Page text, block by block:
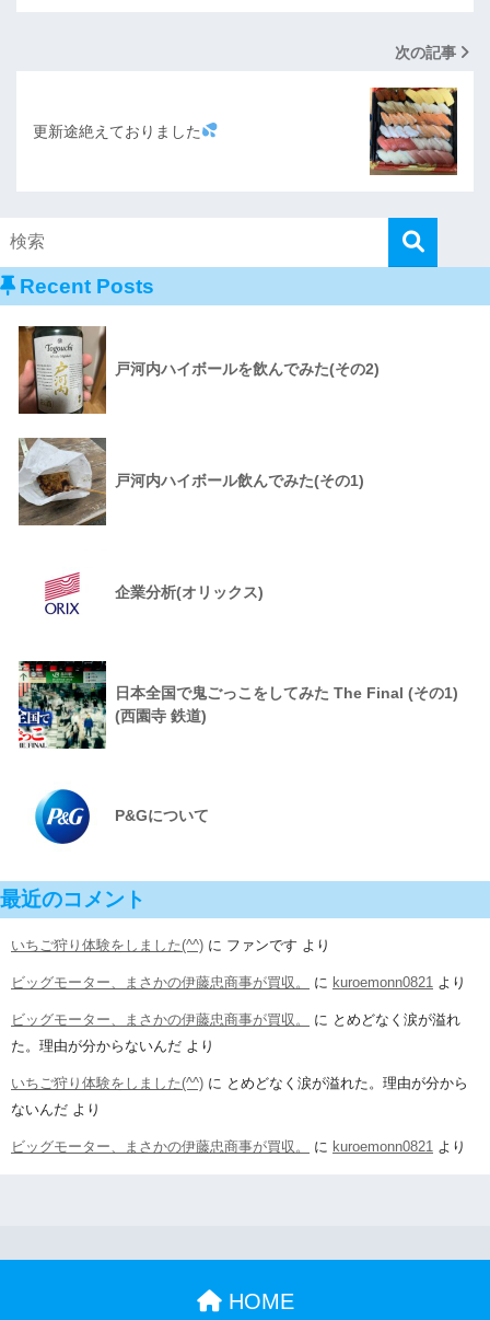
次の記事
更新途絶えておりました
Recent Posts
戸河内ハイボールを飲んでみた(その2)
戸河内ハイボール飲んでみた(その1)
企業分析(オリックス)
日本全国で鬼ごっこをしてみた The Final (その1)
(西園寺 鉄道)
P&Gについて
最近のコメント
いちご狩り体験をしました(^^) に ファンです より
ビッグモーター、まさかの伊藤忠商事が買収。 に kuroemonn0821 より
ビッグモーター、まさかの伊藤忠商事が買収。 に とめどなく涙が溢れ
た。理由が分からないんだ より
いちご狩り体験をしました(^^) に とめどなく涙が溢れた。理由が分から
ないんだ より
ビッグモーター、まさかの伊藤忠商事が買収。 に kuroemonn0821 より
HOME